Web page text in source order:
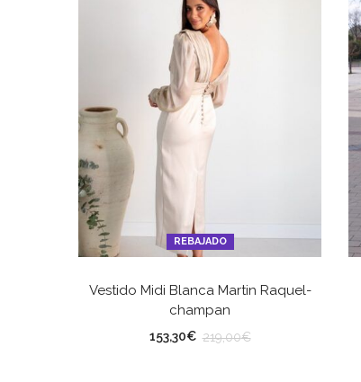
REBAJADO
Vestido Midi Blanca Martin Raquel-
champan
153,30€ 219,00€